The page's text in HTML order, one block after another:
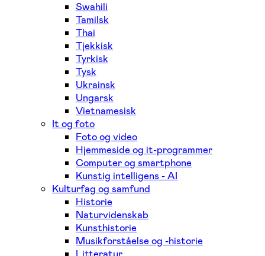
Swahili
Tamilsk
Thai
Tjekkisk
Tyrkisk
Tysk
Ukrainsk
Ungarsk
Vietnamesisk
It og foto
Foto og video
Hjemmeside og it-programmer
Computer og smartphone
Kunstig intelligens - AI
Kulturfag og samfund
Historie
Naturvidenskab
Kunsthistorie
Musikforståelse og -historie